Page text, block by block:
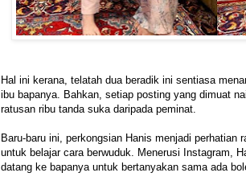
Hal ini kerana, telatah dua beradik ini sentiasa
ibu bapanya. Bahkan, setiap posting yang dimuat
ratusan ribu tanda suka daripada peminat.
Baru-baru ini, perkongsian Hanis menjadi perhatian
untuk belajar cara berwuduk. Menerusi Instagram,
datang ke bapanya untuk bertanyakan sama ada